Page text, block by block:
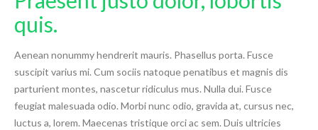
quis.
Aenean nonummy hendrerit mauris. Phasellus porta. Fusce
suscipit varius mi. Cum sociis natoque penatibus et magnis dis
parturient montes, nascetur ridiculus mus. Nulla dui. Fusce
feugiat malesuada odio. Morbi nunc odio, gravida at, cursus nec,
luctus a, lorem. Maecenas tristique orci ac sem. Duis ultricies